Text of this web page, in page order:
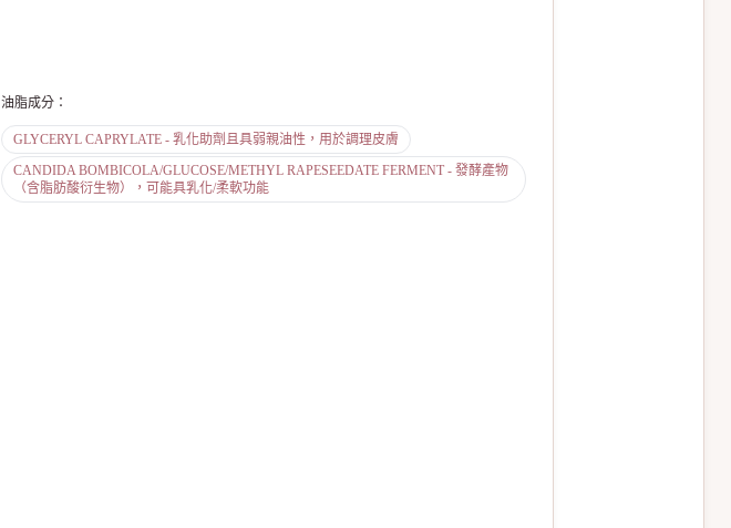
油脂成分 ：
GLYCERYL CAPRYLATE - 乳化助劑且具弱親油性，用於調理皮膚
CANDIDA BOMBICOLA/GLUCOSE/METHYL RAPESEEDATE FERMENT - 發酵產物
（含脂肪酸衍生物），可能具乳化/柔軟功能